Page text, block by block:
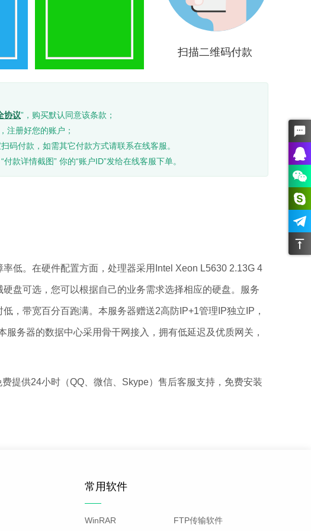
扫描二维码付款
协议”，购买默认同意该条款；
注册好您的账户；
码付款，如需其它付款方式请联系在线客服。
付款详情截图” 你的“账户ID”发给在线客服下单。
。在硬件配置方面，处理器采用Intel Xeon L5630 2.13G 4
盘可选，您可以根据自己的业务需求选择相应的硬盘。服务
，带宽百分百跑满。本服务器赠送2高防IP+1管理IP独立IP，
务器的数据中心采用骨干网接入，拥有低延迟及优质网关，
供24小时（QQ、微信、Skype）售后客服支持，免费安装
常用软件
WinRAR FTP传输软件